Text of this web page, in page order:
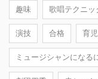
趣味 歌唱テクニッ
演技 合格 育児
ミュージシャンになる